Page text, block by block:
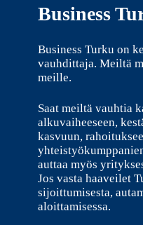
Business
Business Turku on
vauhdittaja. Meiltä
meille.
Saat meiltä vauhtia
alkuvaiheeseen,
kasvuun,
auttaa myös
Jos vasta haaveilet
sijoittumisesta,
aloittamisessa.